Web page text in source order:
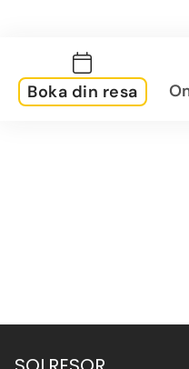
Boka din resa